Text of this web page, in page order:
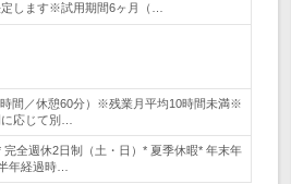
します※試用期間6ヶ月（…
間／休憩60分）※残業月平均10時間未満※
応じて別…
完全週休2日制（土・日）* 夏季休暇* 年末年
年経過時…